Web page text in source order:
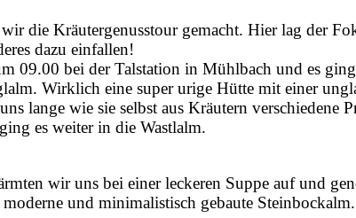
die Kräutergenusstour gemacht. Hier lag der
dazu einfallen!
09.00 bei der Talstation in Mühlbach und es
Wirklich eine super urige Hütte mit einer
lange wie sie selbst aus Kräutern verschiedene
es weiter in die Wastlalm.
wir uns bei einer leckeren Suppe auf und
und minimalistisch gebaute Steinbockalm.